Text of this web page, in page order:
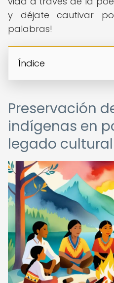
y déjate cautivar
palabras!
Índice
Preservación
indígenas en
legado cultural